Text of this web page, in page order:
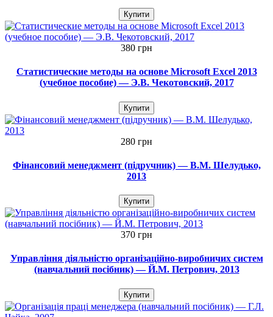
Купити
380 грн
Статистические методы на основе Microsoft Excel 2013
(учебное пособие) — Э.В. Чекотовский, 2017
Купити
280 грн
Фінансовий менеджмент (підручник) — В.М. Шелудько,
2013
Купити
370 грн
Управління діяльністю організаційно-виробничих систем
(навчальний посібник) — Й.М. Петрович, 2013
Купити